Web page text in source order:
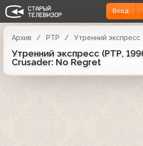
Вход
Архив РТР Утренний экспресс
Утренний экспресс (РТР,
Crusader: No Regret